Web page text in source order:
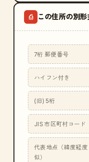
⎙ この住所の別形
7桁 郵便番号
ハイフン付き
(旧) 5桁
JIS 市区町村コード
代表地点（緯度経度
似）